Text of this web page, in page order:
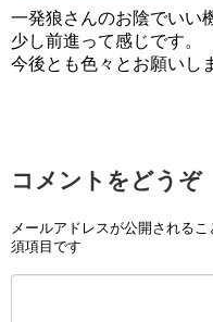
一発狼さんのお陰でいい
少し前進って感じです。
今後とも色々とお願いし
コメントをどうぞ
メールアドレスが公開されるこ
須項目です